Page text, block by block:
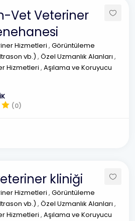
Vet Veteriner
Hizmetleri , Görüntüleme
vb.) , Özel Uzmanlık Alanları ,
Hizmetleri , Aşılama ve Koruyucu
(0)
kliniği
Hizmetleri , Görüntüleme
vb.) , Özel Uzmanlık Alanları ,
Hizmetleri , Aşılama ve Koruyucu